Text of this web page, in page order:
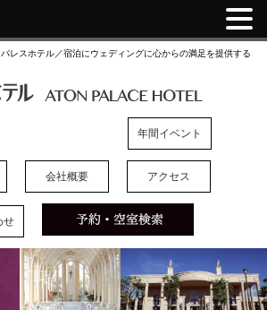
レスホテル／宿泊にウェディングに心からの満足を提供する
年間イベント
会社概要 アクセス
せ